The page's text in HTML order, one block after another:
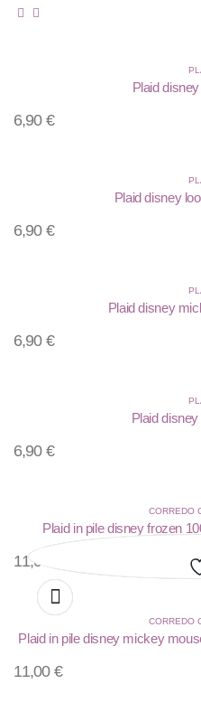
Plaid
6,90 €
Plaid disney
6,90 €
Plaid disney
6,90 €
Plaid
6,90 €
CORREDO
Plaid in pile disney frozen
11,00
CORREDO
Plaid in pile disney mickey
11,00 €